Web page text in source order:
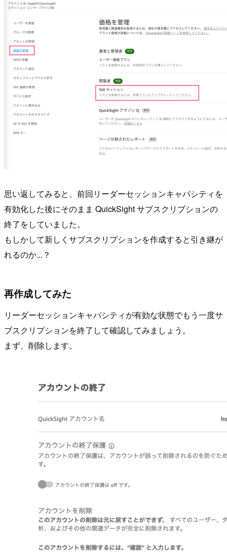
思い返してみると、前回リーダーセッションキャパシティを
有効化した後にそのまま QuickSight サブスクリプションの
終了をしていました。
もしかして新しくサブスクリプションを作成すると引き継が
れるのか...？
再作成してみた
リーダーセッションキャパシティが有効な状態でもう一度サ
ブスクリプションを終了して確認してみましょう。
まず、削除します。